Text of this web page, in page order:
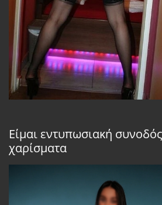
Είμαι εντυπωσιακή
χαρίσματα